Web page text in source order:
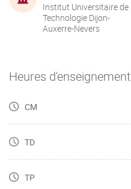
Institut Universitaire de
Technologie Dijon-
Auxerre-Nevers
Heures d'enseignement
CM
TD
TP